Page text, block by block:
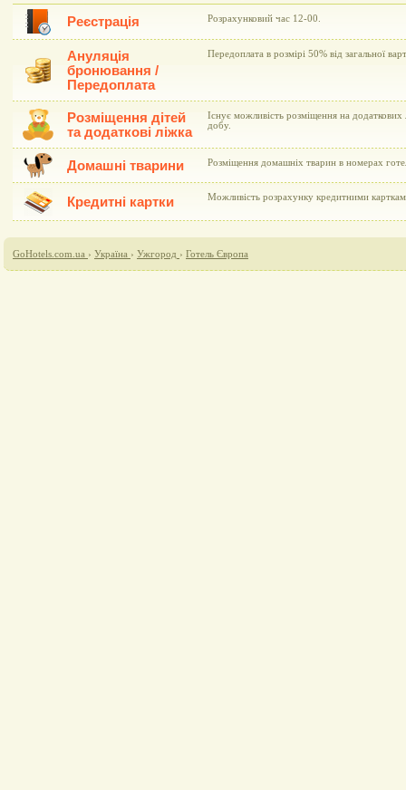
Реєстрація Розрахунковий час 12-00.
Ануляція
бронювання /
Передоплата
Передоплата в розмірі 50% від загальної
Розміщення дітей
та додаткові ліжка
Існує можливість розміщення на
добу.
Домашні тварини Розміщення домашніх тварин в номерах
Кредитні картки Можливість розрахунку кредитними
GoHotels.com.ua › Україна › Ужгород › Готель Європа